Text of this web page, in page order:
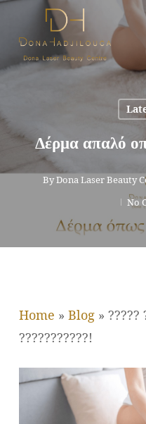
main
Δέρμα απαλό
ByDona Laser Beauty
No
Home » Blog» ?????
???????????!